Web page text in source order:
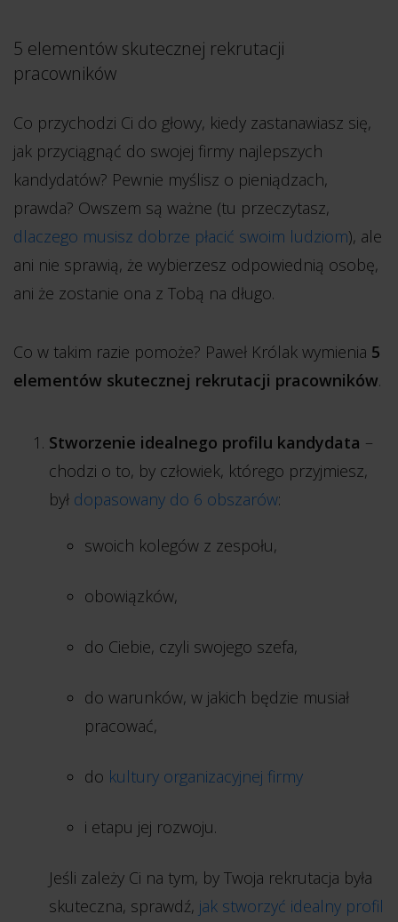
5 elementów skutecznej rekrutacji
pracowników
Co przychodzi Ci do głowy, kiedy zastanawiasz się,
jak przyciągnąć do swojej firmy najlepszych
kandydatów? Pewnie myślisz o pieniądzach,
prawda? Owszem są ważne (tu przeczytasz,
dlaczego musisz dobrze płacić swoim ludziom), ale
ani nie sprawią, że wybierzesz odpowiednią osobę,
ani że zostanie ona z Tobą na długo.
Co w takim razie pomoże? Paweł Królak wymienia 5
elementów skutecznej rekrutacji pracowników.
Stworzenie idealnego profilu kandydata –
chodzi o to, by człowiek, którego przyjmiesz,
był dopasowany do 6 obszarów:
swoich kolegów z zespołu,
obowiązków,
do Ciebie, czyli swojego szefa,
do warunków, w jakich będzie musiał
pracować,
do kultury organizacyjnej firmy
i etapu jej rozwoju.
Jeśli zależy Ci na tym, by Twoja rekrutacja była
skuteczna, sprawdź, jak stworzyć idealny profil